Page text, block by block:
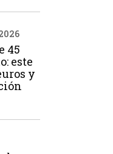
45
este
y